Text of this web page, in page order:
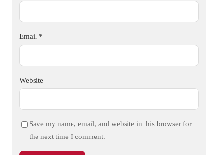
Email *
Website
Save my name, email, and website in this browser for
the next time I comment.